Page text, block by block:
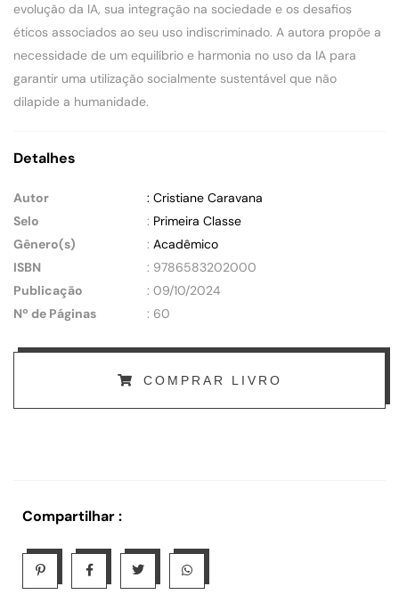
evolução da IA, sua integração na sociedade e os desafios
éticos associados ao seu uso indiscriminado. A autora propõe a
necessidade de um equilíbrio e harmonia no uso da IA para
garantir uma utilização socialmente sustentável que não
dilapide a humanidade.
Detalhes
Autor
: Cristiane Caravana
Selo
: Primeira Classe
Gênero(s)
: Acadêmico
ISBN
: 9786583202000
Publicação
: 09/10/2024
Nº de Páginas
: 60
COMPRAR LIVRO
Compartilhar :